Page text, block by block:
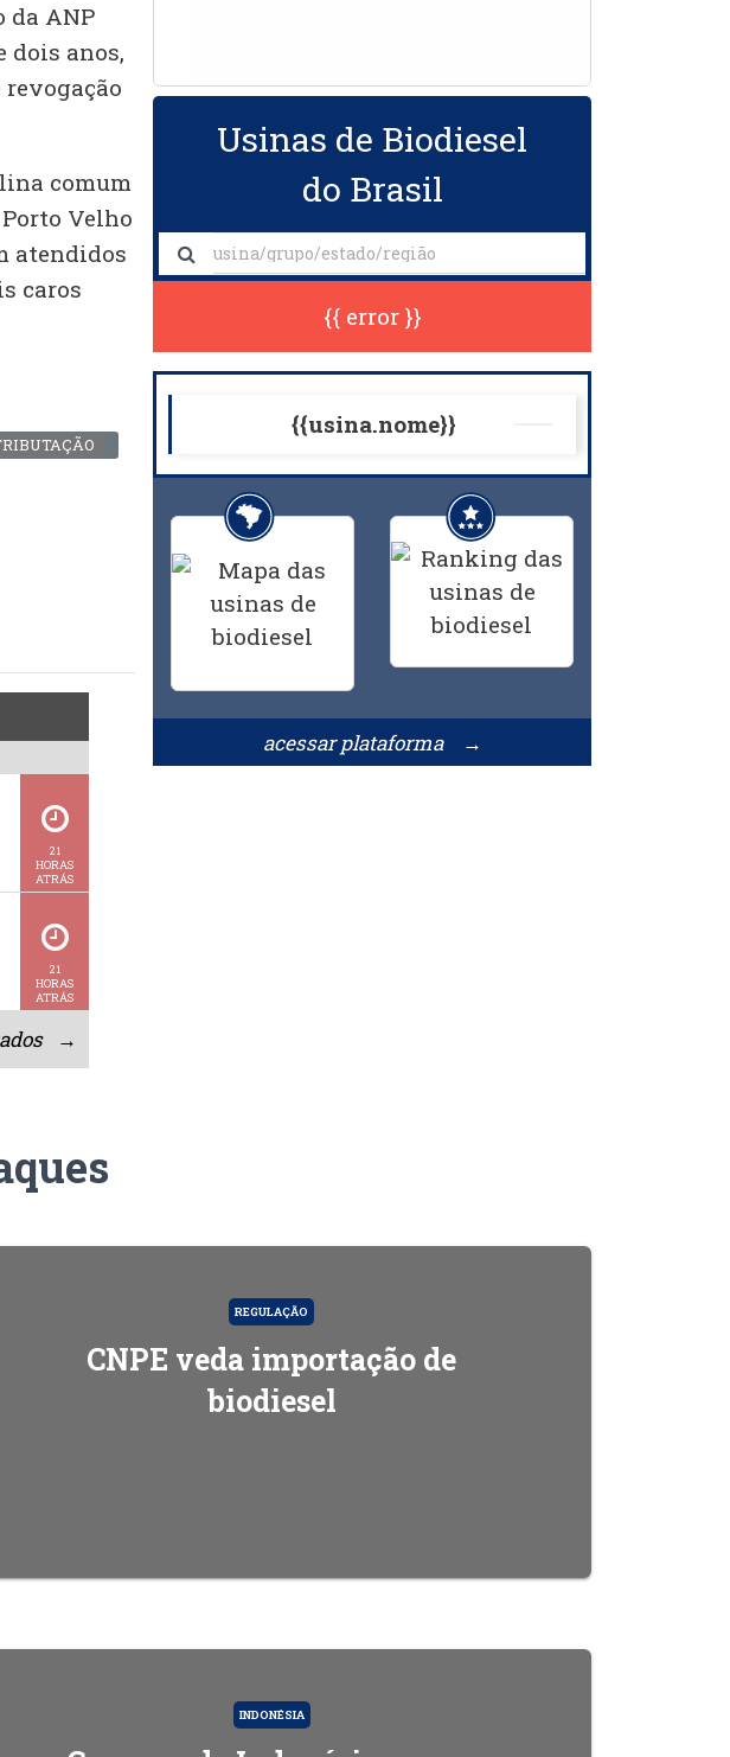
da ANP
dois anos,
comum
Velho
atendidos
caros
21
HORAS
ATRÁS
21
HORAS
ATRÁS
→
Usinas de Biodiesel
do Brasil
{{ error }}
{{usina.nome}}
acessar plataforma →
REGULAÇÃO
CNPE veda importação de
biodiesel
INDONÉSIA